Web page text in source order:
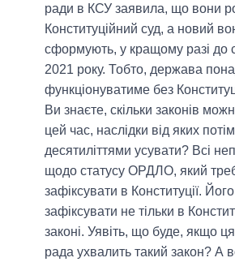
ради в КСУ заявила, що вони
Конституційний суд, а новий
сформують, у кращому разі до
2021 року. Тобто, держава
функціонуватиме без
Ви знаєте, скільки законів
цей час, наслідки від яких потім
десятиліттями усувати? Всі
щодо статусу ОРДЛО, який
зафіксувати в Конституції.
зафіксувати не тільки в
законі. Уявіть, що буде, якщо
рада ухвалить такий закон? А